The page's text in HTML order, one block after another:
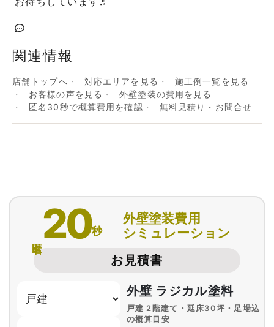
関連情報
店舗トップへ 対応エリアを見る
施工例一覧を見る
お客様の声を見る
外壁塗装の費用を見る
匿名30秒で概算費用を確認
無料見積り・お問合せ
20秒
外壁塗装費用
シミュレーション
お見積書
外壁 ラジカル塗料
戸建 2階建て・延床30坪・足場込
の概算目安